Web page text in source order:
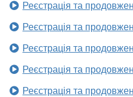
Реєстрація та
Реєстрація та
Реєстрація та
Реєстрація та
Реєстрація та